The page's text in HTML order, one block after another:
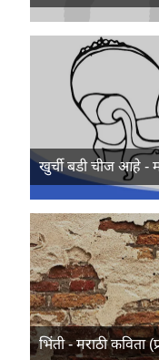
खुर्ची बडी चीज आहे -
भिंती - मराठी कविता